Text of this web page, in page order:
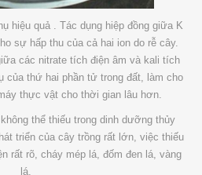
hiệu quả . Tác dụng hiệp đồng giữa K
sự hấp thu của cả hai ion do rễ cây.
các nitrate tích điện âm và kali tích
của thứ hai phần tử trong đất, làm cho
thực vật cho thời gian lâu hơn.
thể thiếu trong dinh dưỡng thủy
triển của cây trồng rất lớn, việc thiếu
rất rõ, cháy mép lá, đốm đen lá, vàng
lá.